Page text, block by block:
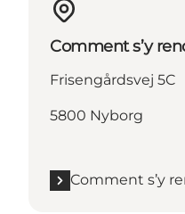
Comment s’y
Frisengårdsvej 5C
5800 Nyborg
Comment s’y